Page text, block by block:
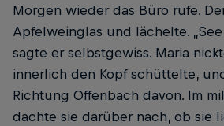
Morgen wieder das Büro rufe.
Apfelweinglas und lächelte.
sagte er selbstgewiss. Maria
innerlich den Kopf schüttelte,
Richtung Offenbach davon. Im
dachte sie darüber nach, ob sie